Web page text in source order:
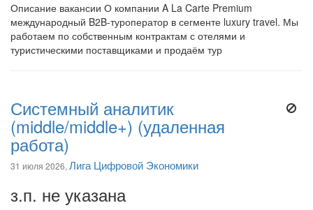
Описание вакансии О компании A La Carte Premium
международный B2B-туроператор в сегменте luxury travel. Мы
работаем по собственным контрактам с отелями и
туристическими поставщиками и продаём тур
Системный аналитик
(middle/middle+) (удаленная
работа)
31 июля 2026, Лига Цифровой Экономики
з.п. не указана